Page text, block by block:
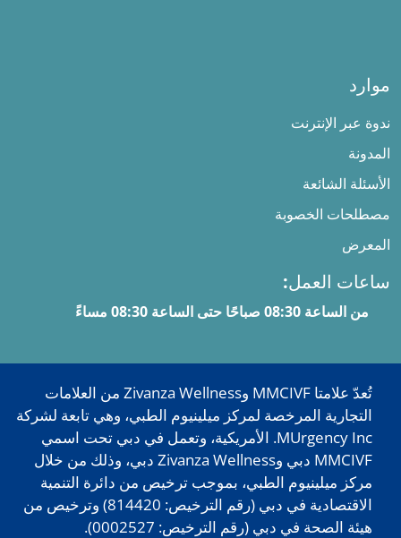
موارد
ندوة عبر الإنترنت
المدونة
الأسئلة الشائعة
مصطلحات الخصوبة
المعرض
ساعات العمل:
من الساعة 08:30 صباحًا حتى الساعة 08:30 مساءً
تُعدّ علامتا MMCIVF وZivanza Wellness من العلامات
التجارية المرخصة لمركز ميلينيوم الطبي، وهي تابعة لشركة
MUrgency Inc. الأمريكية، وتعمل في دبي تحت اسمي
MMCIVF دبي وZivanza Wellness دبي، وذلك من خلال
مركز ميلينيوم الطبي، بموجب ترخيص من دائرة التنمية
الاقتصادية في دبي (رقم الترخيص: 814420) وترخيص من
هيئة الصحة في دبي (رقم الترخيص: 0002527).